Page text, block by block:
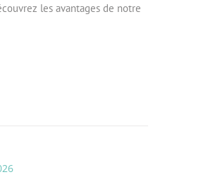
les avantages de notre